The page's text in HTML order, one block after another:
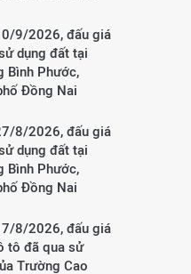
9/2026, đấu giá
dụng đất tại
Bình Phước,
Đồng Nai
8/2026, đấu giá
dụng đất tại
Bình Phước,
Đồng Nai
8/2026, đấu giá
tô đã qua sử
Trường Cao